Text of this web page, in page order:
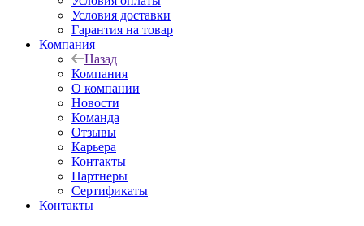
Условия доставки
Гарантия на товар
Компания
Назад
Компания
О компании
Новости
Команда
Отзывы
Карьера
Контакты
Партнеры
Сертификаты
Контакты